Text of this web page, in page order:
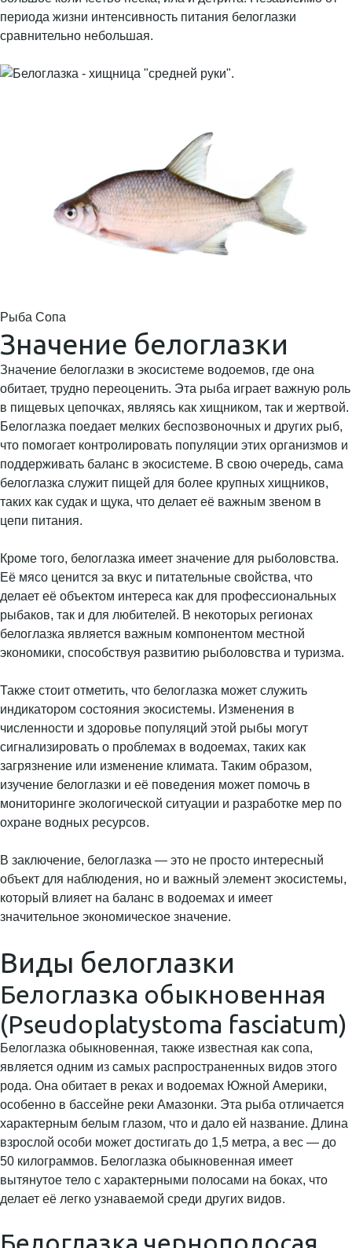
периода жизни интенсивность питания белоглазки
сравнительно небольшая.
Рыба Сопа
Значение белоглазки
Значение белоглазки в экосистеме водоемов, где она
обитает, трудно переоценить. Эта рыба играет важную роль
в пищевых цепочках, являясь как хищником, так и жертвой.
Белоглазка поедает мелких беспозвоночных и других рыб,
что помогает контролировать популяции этих организмов и
поддерживать баланс в экосистеме. В свою очередь, сама
белоглазка служит пищей для более крупных хищников,
таких как судак и щука, что делает её важным звеном в
цепи питания.
Кроме того, белоглазка имеет значение для рыболовства.
Её мясо ценится за вкус и питательные свойства, что
делает её объектом интереса как для профессиональных
рыбаков, так и для любителей. В некоторых регионах
белоглазка является важным компонентом местной
экономики, способствуя развитию рыболовства и туризма.
Также стоит отметить, что белоглазка может служить
индикатором состояния экосистемы. Изменения в
численности и здоровье популяций этой рыбы могут
сигнализировать о проблемах в водоемах, таких как
загрязнение или изменение климата. Таким образом,
изучение белоглазки и её поведения может помочь в
мониторинге экологической ситуации и разработке мер по
охране водных ресурсов.
В заключение, белоглазка — это не просто интересный
объект для наблюдения, но и важный элемент экосистемы,
который влияет на баланс в водоемах и имеет
значительное экономическое значение.
Виды белоглазки
Белоглазка обыкновенная
(Pseudoplatystoma fasciatum)
Белоглазка обыкновенная, также известная как сопа,
является одним из самых распространенных видов этого
рода. Она обитает в реках и водоемах Южной Америки,
особенно в бассейне реки Амазонки. Эта рыба отличается
характерным белым глазом, что и дало ей название. Длина
взрослой особи может достигать до 1,5 метра, а вес — до
50 килограммов. Белоглазка обыкновенная имеет
вытянутое тело с характерными полосами на боках, что
делает её легко узнаваемой среди других видов.